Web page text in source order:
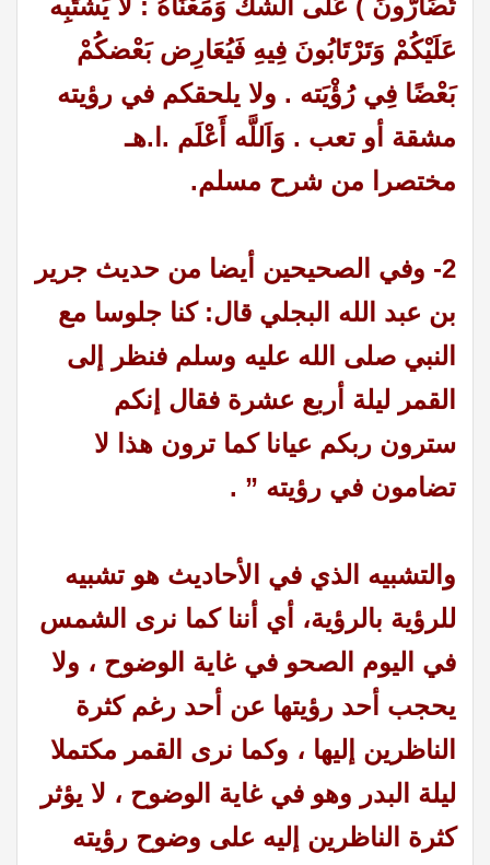
تُضَارُّونَ ) عَلَى الشَّكّ وَمَعْنَاهُ : لَا يَشْتَبِه
عَلَيْكُمْ وَتَرْتَابُونَ فِيهِ فَيُعَارِض بَعْضكُمْ
بَعْضًا فِي رُؤْيَته . ولا يلحقكم في رؤيته
مشقة أو تعب . وَاَللَّه أَعْلَم .ا.هـ
مختصرا من شرح مسلم.
2- وفي الصحيحين أيضا من حديث جرير
بن عبد الله البجلي قال: كنا جلوسا مع
النبي صلى الله عليه وسلم فنظر إلى
القمر ليلة أربع عشرة فقال إنكم
سترون ربكم عيانا كما ترون هذا لا
تضامون في رؤيته ” .
والتشبيه الذي في الأحاديث هو تشبيه
للرؤية بالرؤية، أي أننا كما نرى الشمس
في اليوم الصحو في غاية الوضوح ، ولا
يحجب أحد رؤيتها عن أحد رغم كثرة
الناظرين إليها ، وكما نرى القمر مكتملا
ليلة البدر وهو في غاية الوضوح ، لا يؤثر
كثرة الناظرين إليه على وضوح رؤيته